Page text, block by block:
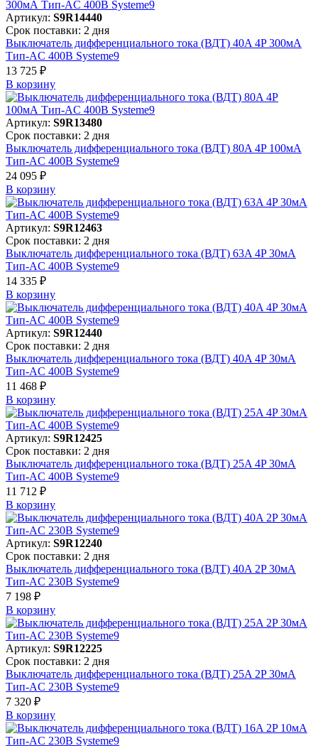
Артикул: S9R14440
Срок поставки: 2 дня
Выключатель дифференциального тока (ВДТ) 40A 4P 300мА
Тип-AC 400В Systeme9
13 725 ₽
В корзинy
Артикул: S9R13480
Срок поставки: 2 дня
Выключатель дифференциального тока (ВДТ) 80A 4P 100мА
Тип-AC 400В Systeme9
24 095 ₽
В корзинy
Артикул: S9R12463
Срок поставки: 2 дня
Выключатель дифференциального тока (ВДТ) 63A 4P 30мА
Тип-AC 400В Systeme9
14 335 ₽
В корзинy
Артикул: S9R12440
Срок поставки: 2 дня
Выключатель дифференциального тока (ВДТ) 40A 4P 30мА
Тип-AC 400В Systeme9
11 468 ₽
В корзинy
Артикул: S9R12425
Срок поставки: 2 дня
Выключатель дифференциального тока (ВДТ) 25A 4P 30мА
Тип-AC 400В Systeme9
11 712 ₽
В корзинy
Артикул: S9R12240
Срок поставки: 2 дня
Выключатель дифференциального тока (ВДТ) 40A 2P 30мА
Тип-AC 230В Systeme9
7 198 ₽
В корзинy
Артикул: S9R12225
Срок поставки: 2 дня
Выключатель дифференциального тока (ВДТ) 25A 2P 30мА
Тип-AC 230В Systeme9
7 320 ₽
В корзинy